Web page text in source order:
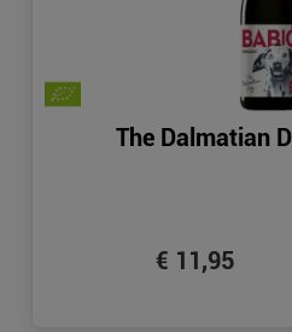
The Dalmatian
€ 11,95